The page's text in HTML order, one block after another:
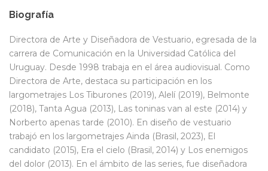
Biografía
Directora de Arte y Diseñadora de Vestuario, egresada de la
carrera de Comunicación en la Universidad Católica del
Uruguay. Desde 1998 trabaja en el área audiovisual. Como
Directora de Arte, destaca su participación en los
largometrajes Los Tiburones (2019), Alelí (2019), Belmonte
(2018), Tanta Agua (2013), Las toninas van al este (2014) y
Norberto apenas tarde (2010). En diseño de vestuario
trabajó en los largometrajes Ainda (Brasil, 2023), El
candidato (2015), Era el cielo (Brasil, 2014) y Los enemigos
del dolor (2013). En el ámbito de las series, fue diseñadora